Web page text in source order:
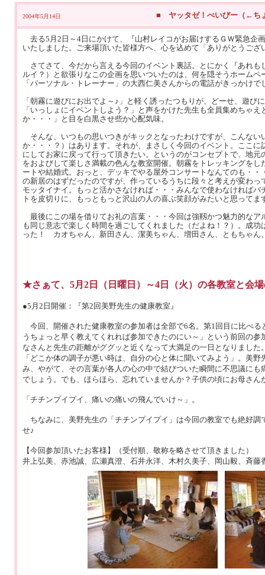
2004年5月14日 ■ ヤッタゼ！べいびー（←ち
去る5月2日～4日にかけて、『山村レイコがお届けするＧＷ緊急
いたしました。ご来場頂いた皆様方へ、心を込めて「ありがとうござ
さてさて、今だから言える今回のイベント裏話。とにかく『あ
ルイ？）と欲張りなこの企画を思いついたのは、何を隠そうホーム
「パーソナル・トレーナー」の大西仁美さんからの電話がきっかけで
「朝霧に遊びにお出でよ～♪」と軽く誘ったつもりが、どーせ、遊
「いっしょにイベントしよう？」と声をかけた先生も全員集めちゃ
か・・・」と目を白黒させ些か心配気味。
そんな、いつもの思いつきがキックとなったわけですが、こんな
か・・・？）はあります。それが、まさしく今回のイベント。ここ
にしてお家に戻って行って頂きたい。というのがコンセプトで、地
をおよびして楽しさ満載の色んな教室開催。朝霧をトレッキングを
ートや結婚式。おっと、デッキでやる屋外コンサートなんてのも・
の新居のはずだったのですが、作っているうちに段々と考えが変わ
モッタイナイ。もっと活かさなければ・・・みんなで使わなければ
トを皮切りに、もっともっと沢山の人の喜ぶ笑顔がみたいと思って
最後にこの場を借りてお礼の言葉・・・今回は強靱かつ魅力的な
も同じ意志で楽しく時間を過ごしてくれました（だよね！？）。成
った！ カオちゃん、新田さん、潔美ちゃん、増田さん、ともちゃん
★さぁて、5月2日（日曜日）～4日（火）の各教室と会
●5月2日開催：『第2回美野先生の健康教室』
今回、開催された健康教室の参加者は全部で6名。第1回目に比べ
うちょっと早く教えてくれれば参加できたのにい～」という前回の
なさんと先生の距離がググッと近くなって大満足の一日となりました
「どこか体の調子が悪い時は、自分の心と体に聞いてみよう」。美
み、やがて、その言葉が各人の心の中で結びついた瞬間に不思議に
でしょう。でも、ほらほら、忘れていませんか？子供の頃にお母さ
「チチンプイプイ、痛いの痛いの飛んでいけ～」。
ちなみに、美野先生の「チチンプイプイ」は今回の教室でも絶好
せ♪
【今回参加頂いたお客様】（受付順、敬称を略させて頂きました）
井上弘美、赤池誠、広瀬真澄、石井永洋、木村久美子、岡山毅、斉藤